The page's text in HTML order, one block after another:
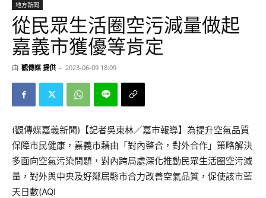
地方新聞
從民眾生活圈空污減量做起
嘉義市獲優等肯定
由 觀傳媒 提供 - 2023-06-09 18:09
(觀傳媒嘉義新聞)【記者吳東林／嘉市報導】為提升空氣品質
保障市民健康，嘉義市藉由「對內整合，對外合作」策略解決
多面向空氣污染問題，對內跨局處深化推動民眾生活圈空污減
量，對外與中央及好鄰居縣市合力改善空氣品質，促使該市藍
天日數(AQI